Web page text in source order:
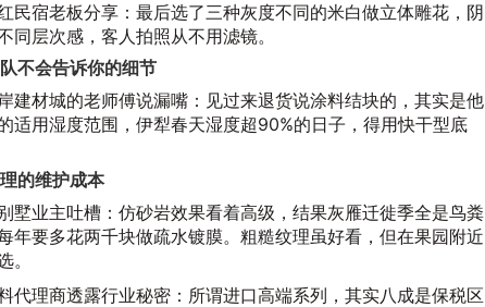
民宿老板分享：最后选了三种灰度不同的米白做立体雕花，阴
同层次感，客人拍照从不用滤镜。
不会告诉你的细节
建材城的老师傅说漏嘴：见过来退货说涂料结块的，其实是他
适用湿度范围，伊犁春天湿度超90%的日子，得用快干型底
的维护成本
墅业主吐槽：仿砂岩效果看着高级，结果灰雁迁徙季全是鸟粪
年要多花两千块做疏水镀膜。粗糙纹理虽好看，但在果园附近
。
代理商透露行业秘密：所谓进口高端系列，其实八成是保税区